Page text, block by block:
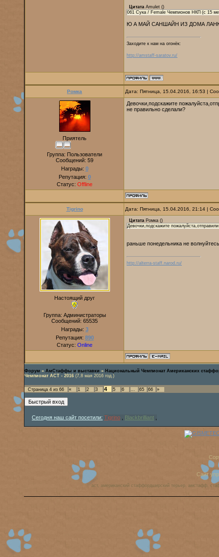
Цитата Amulet ()
061 Сука / Female Чемпионов НКП (с 15
Ю А МАЙ САНШАЙН ИЗ ДОМА
Заходите к нам на огонёк:
http://amstaff-saratov.ru/
Ромка Дата: Пятница, 15.04.2016, 16:53 |
Приятель
Группа: Пользователи
Сообщений: 59
Награды: 0
Репутация: 0
Статус: Offline
Девочки,подскажите
не правильно сделали?
Tigrino Дата: Пятница, 15.04.2016, 21:14 |
Настоящий друг
Группа: Администраторы
Сообщений: 65535
Награды: 3
Репутация: 890
Статус: Online
Цитата Ромка ()
Девочки,подскажите
раньше понедельника не
http://alterra-staff.narod.ru/
Форум » АмСтаффы и выставки » Национальный Чемпионат Американских
Чемпионат АСТ - 2016 (7,8 мая 2016 год.)
Страница 4 из 66 « 1 2 3 4 5 6 … 65 66 »
Сегодня наш сайт посетили: Tigrino Blackbrilliant
Сайт
аст, американский стаффордширский терьер, амстафф,